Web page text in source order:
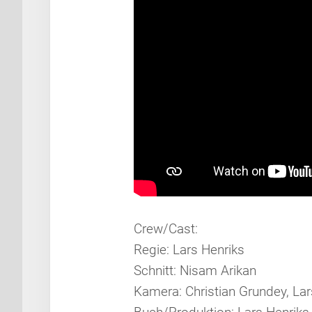
Crew/Cast:
Regie: Lars Henriks
Schnitt: Nisam Arikan
Kamera: Christian Grundey,